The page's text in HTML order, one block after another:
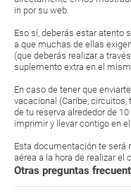
in por su web.
Eso sí, deberás estar atento
a que muchas de ellas
(que deberás realizar a
suplemento extra en el
En caso de tener que
vacacional (Caribe,
de tu reserva alrededor de
imprimir y llevar contigo en
Esta documentación te será
aérea a la hora de realizar el
Otras preguntas